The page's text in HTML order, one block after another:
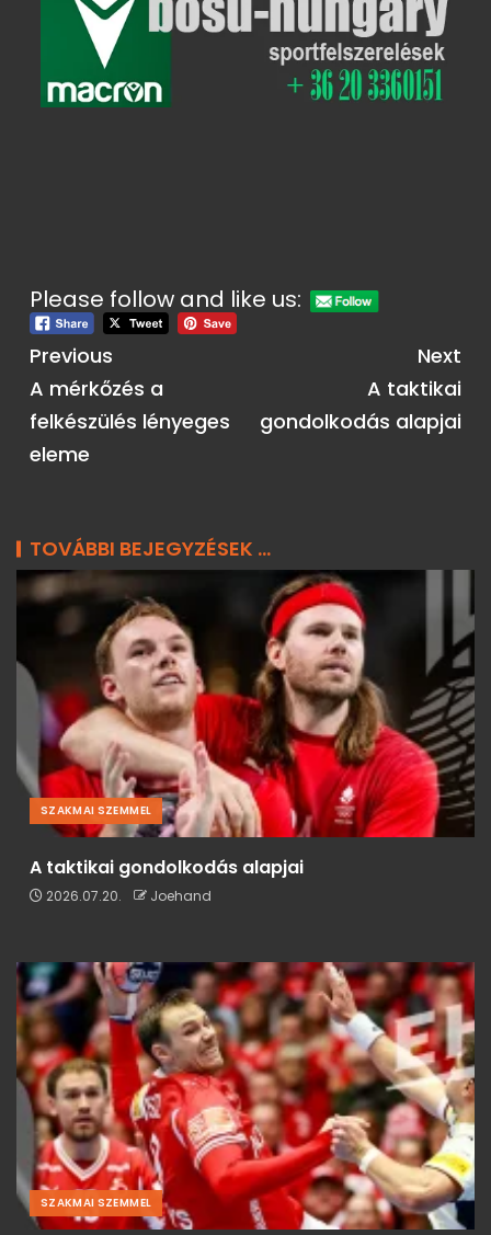
Please follow and like us:
Previous
A mérkőzés a
felkészülés lényeges
eleme
Next
A taktikai
gondolkodás alapjai
TOVÁBBI BEJEGYZÉSEK ...
SZAKMAI SZEMMEL
A taktikai gondolkodás alapjai
2026.07.20. Joehand
SZAKMAI SZEMMEL